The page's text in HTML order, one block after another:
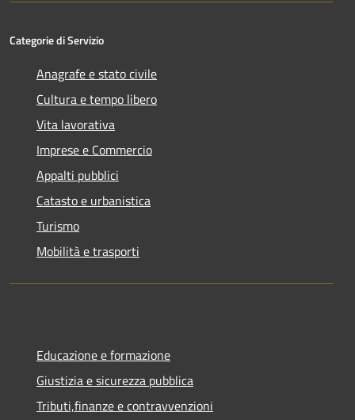
Categorie di Servizio
Anagrafe e stato civile
Cultura e tempo libero
Vita lavorativa
Imprese e Commercio
Appalti pubblici
Catasto e urbanistica
Turismo
Mobilità e trasporti
Educazione e formazione
Giustizia e sicurezza pubblica
Tributi,finanze e contravvenzioni